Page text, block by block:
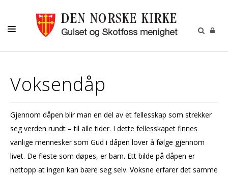
LILLEFOT BARNEHAGE
UNGDOM
VOKSNE
KALENDER
Voksendåp
Gjennom dåpen blir man en del av et fellesskap som strekker
seg verden rundt – til alle tider. I dette fellesskapet finnes
vanlige mennesker som Gud i dåpen lover å følge gjennom
livet. De fleste som døpes, er barn. Ett bilde på dåpen er
nettopp at ingen kan bære seg selv. Voksne erfarer det samme